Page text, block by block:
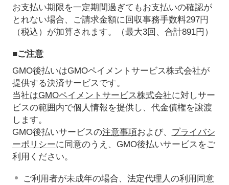
お支払い期限を一定期間過ぎてもお支払いの確認が
とれない場合、ご請求金額に回収事務手数料297円
（税込）が加算されます。（最大3回、合計891円）
■ご注意
GMO後払いはGMOペイメントサービス株式会社が
提供する決済サービスです。
当社はGMOペイメントサービス株式会社に対しサー
ビスの範囲内で個人情報を提供し、代金債権を譲渡
します。
GMO後払いサービスの注意事項および、 プライバシ
ーポリシーに同意のうえ、GMO後払いサービスをご
利用ください。
ご利用者が未成年の場合、法定代理人の利用同意